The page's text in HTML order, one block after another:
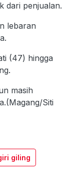
dari penjualan.
lebaran
(47) hingga
masih
Siti
giling